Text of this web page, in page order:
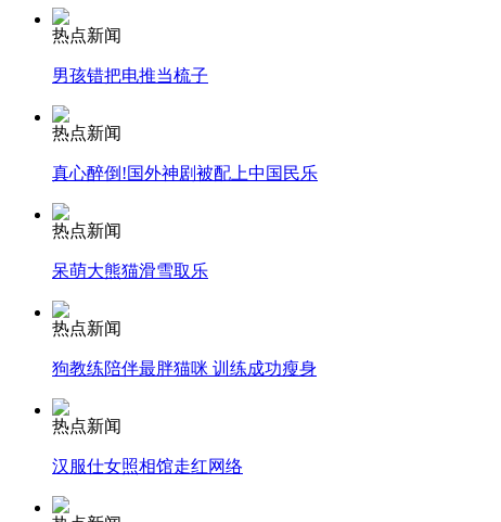
外交部：有关国家言论片面不公正
安徽一实载49人客车翻车
走！跟着总书记去植树
热点新闻
男孩错把电推当梳子
热点新闻
真心醉倒!国外神剧被配上中国民乐
热点新闻
呆萌大熊猫滑雪取乐
热点新闻
狗教练陪伴最胖猫咪 训练成功瘦身
热点新闻
汉服仕女照相馆走红网络